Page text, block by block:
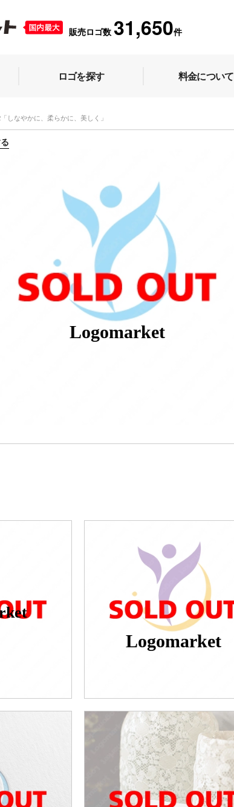
販売ロゴ数 31,650件
ロゴを探す 料金について
しなやかに、柔らかに、美しく」
Logomarket
Logomarket